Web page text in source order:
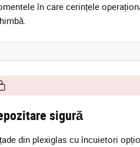
în care cerințele
sigură
din plexiglas cu încuietori